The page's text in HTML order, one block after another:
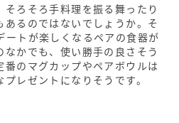
ろそろ手料理を振る舞ったり
るのではないでしょうか。そ
ートが楽しくなるペアの食器が
かでも、使い勝手の良さそう
番のマグカップやペアボウルは
レゼントになりそうです。